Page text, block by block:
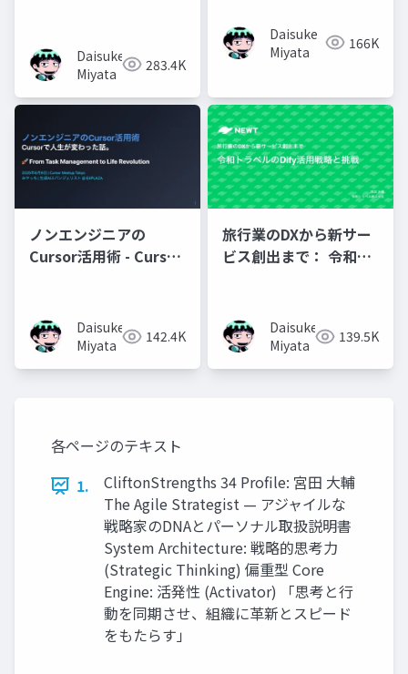
Daisuke
Miyata
283.4K
Daisuke
Miyata
166K
ノンエンジニアの
Cursor活用術 - Cursor
Daisuke
Miyata
142.4K
旅行業のDXから新サー
ビス創出まで： 令和ト
Daisuke
Miyata
139.5K
各ページのテキスト
1.
CliftonStrengths 34 Profile: 宮田 大輔
The Agile Strategist — アジャイルな
戦略家のDNAとパーソナル取扱説明書
System Architecture: 戦略的思考力
(Strategic Thinking) 偏重型 Core
Engine: 活発性 (Activator) 「思考と行
動を同期させ、組織に革新とスピード
をもたらす」